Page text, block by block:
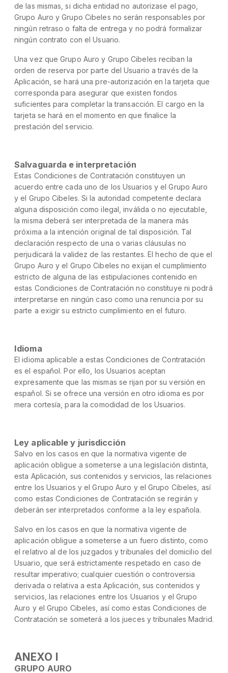
de las mismas, si dicha entidad no autorizase el pago,
Grupo Auro y Grupo Cibeles no serán responsables por
ningún retraso o falta de entrega y no podrá formalizar
ningún contrato con el Usuario.
Una vez que Grupo Auro y Grupo Cibeles reciban la
orden de reserva por parte del Usuario a través de la
Aplicación, se hará una pre-autorización en la tarjeta que
corresponda para asegurar que existen fondos
suficientes para completar la transacción. El cargo en la
tarjeta se hará en el momento en que finalice la
prestación del servicio.
Salvaguarda e interpretación
Estas Condiciones de Contratación constituyen un
acuerdo entre cada uno de los Usuarios y el Grupo Auro
y el Grupo Cibeles. Si la autoridad competente declara
alguna disposición como ilegal, inválida o no ejecutable,
la misma deberá ser interpretada de la manera más
próxima a la intención original de tal disposición. Tal
declaración respecto de una o varias cláusulas no
perjudicará la validez de las restantes. El hecho de que el
Grupo Auro y el Grupo Cibeles no exijan el cumplimiento
estricto de alguna de las estipulaciones contenido en
estas Condiciones de Contratación no constituye ni podrá
interpretarse en ningún caso como una renuncia por su
parte a exigir su estricto cumplimiento en el futuro.
Idioma
El idioma aplicable a estas Condiciones de Contratación
es el español. Por ello, los Usuarios aceptan
expresamente que las mismas se rijan por su versión en
español. Si se ofrece una versión en otro idioma es por
mera cortesía, para la comodidad de los Usuarios.
Ley aplicable y jurisdicción
Salvo en los casos en que la normativa vigente de
aplicación obligue a someterse a una legislación distinta,
esta Aplicación, sus contenidos y servicios, las relaciones
entre los Usuarios y el Grupo Auro y el Grupo Cibeles, así
como estas Condiciones de Contratación se regirán y
deberán ser interpretados conforme a la ley española.
Salvo en los casos en que la normativa vigente de
aplicación obligue a someterse a un fuero distinto, como
el relativo al de los juzgados y tribunales del domicilio del
Usuario, que será estrictamente respetado en caso de
resultar imperativo; cualquier cuestión o controversia
derivada o relativa a esta Aplicación, sus contenidos y
servicios, las relaciones entre los Usuarios y el Grupo
Auro y el Grupo Cibeles, así como estas Condiciones de
Contratación se someterá a los jueces y tribunales Madrid.
ANEXO I
GRUPO AURO